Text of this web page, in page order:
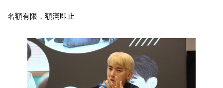
名額有限，額滿即止